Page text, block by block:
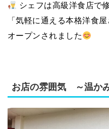
シェフは高級洋食店で
「気軽に通える本格洋食
オープンされました
お店の雰囲気 ～温か